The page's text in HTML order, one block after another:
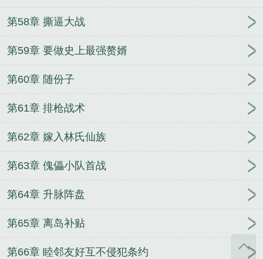
第58章 撕逼大战
第59章 要做史上最强赘婿
第60章 随份子
第61章 排枪战术
第62章 嫁入林氏仙族
第63章 傀儡小队首战
第64章 升脉阵盘
第65章 离岛补贴
第66章 睦邻友好互不侵犯条约